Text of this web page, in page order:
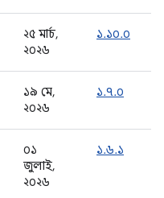
২৫ মার্চ,
২০২৬
১.১০.০
১৯ মে,
২০২৬
১.৭.০
০১
জুলাই,
২০২৬
১.৬.১